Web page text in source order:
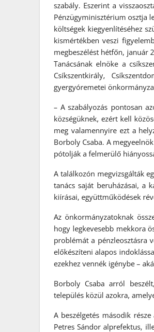
szabály. Eszerint a
Pénzügyminisztérium osztja
költségek kiegyenlítéséhez
kismértékben veszi
megbeszélést hétfőn, január
Tanácsának elnöke a
Csíkszentkirály,
gyergyóremetei
– A szabályozás pontosan
községüknek, ezért kell
meg valamennyire ezt a
Borboly Csaba. A
pótolják a felmerülő
A találkozón megvizsgálták
tanács saját beruházásai, a
kiírásai, együttműködések
Az önkormányzatoknak
hogy legkevesebb mekkora
problémát a pénzleosztásra
előkészíteni alapos
ezekhez vennék igénybe –
Borboly Csaba arról
település közül azokra,
A beszélgetés második
Petres Sándor alprefektus,